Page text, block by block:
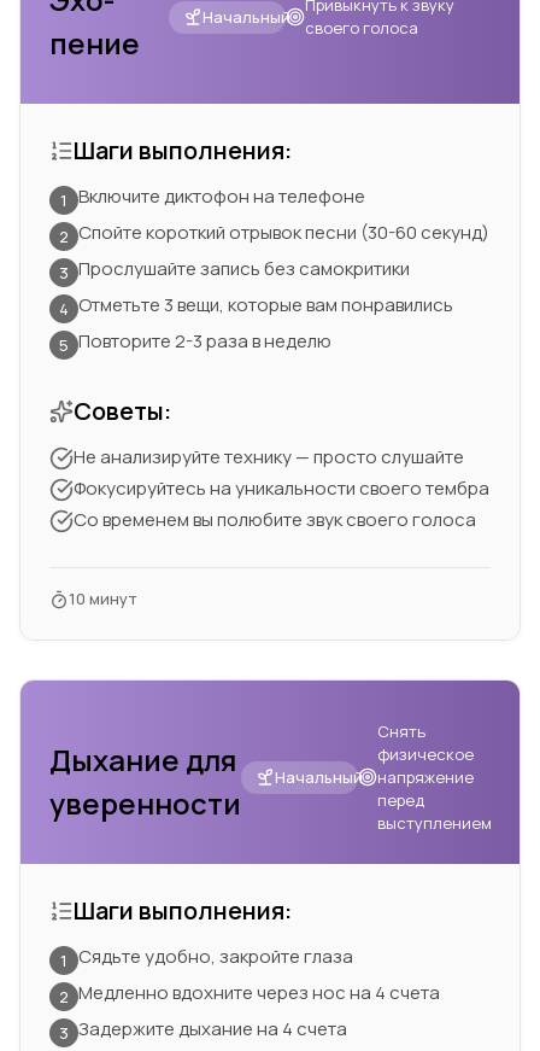
пение
Начальный
Привыкнуть к звуку
своего голоса
Шаги выполнения:
1 Включите диктофон на телефоне
2 Спойте короткий отрывок песни (30-60 секунд)
3 Прослушайте запись без самокритики
4 Отметьте 3 вещи, которые вам понравились
5 Повторите 2-3 раза в неделю
Советы:
Не анализируйте технику — просто слушайте
Фокусируйтесь на уникальности своего тембра
Со временем вы полюбите звук своего голоса
10 минут
Дыхание для
уверенности
Начальный
Снять
физическое
напряжение
перед
выступлением
Шаги выполнения:
1 Сядьте удобно, закройте глаза
2 Медленно вдохните через нос на 4 счета
3 Задержите дыхание на 4 счета